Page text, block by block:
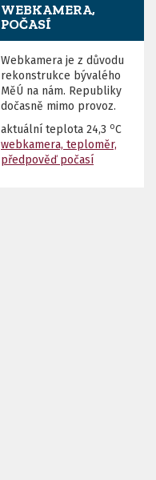
WEBKAMERA,
POČASÍ
Webkamera je z důvodu
rekonstrukce bývalého
MěÚ na nám. Republiky
dočasně mimo provoz.
aktuální teplota 24,3 oC
webkamera, teploměr,
předpověď počasí